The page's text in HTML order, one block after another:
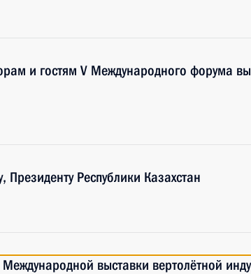
и гостям V Международного форума
Республики Казахстан
выставки вертолётной